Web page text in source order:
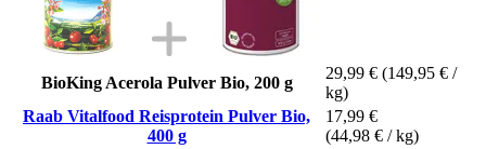
BioKing Acerola Pulver Bio, 200 g
29,99 € (149,95 € /
kg)
Raab Vitalfood Reisprotein Pulver Bio,
400 g
17,99 €
(44,98 € / kg)